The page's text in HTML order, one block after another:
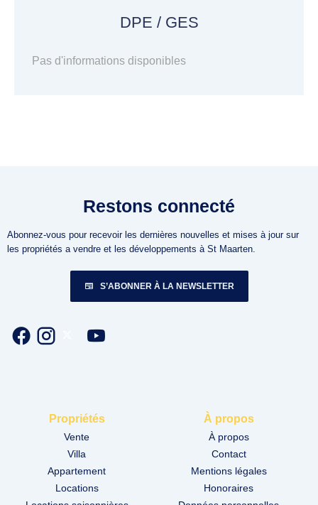
DPE / GES
Pas d'informations disponibles
Restons connecté
Abonnez-vous pour recevoir les dernières nouvelles et mises à jour sur
les propriétés a vendre et les développements à St Maarten.
S’ABONNER À LA NEWSLETTER
Propriétés
Vente
Villa
Appartement
Locations
À propos
À propos
Contact
Mentions légales
Honoraires